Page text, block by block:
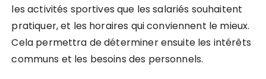
les activités sportives que les salariés souhaitent
pratiquer, et les horaires qui conviennent le mieux.
Cela permettra de déterminer ensuite les intérêts
communs et les besoins des personnels.